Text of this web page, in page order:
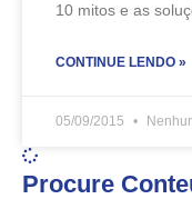
10 mitos e as
CONTINUE LENDO »
05/09/2015
Procure